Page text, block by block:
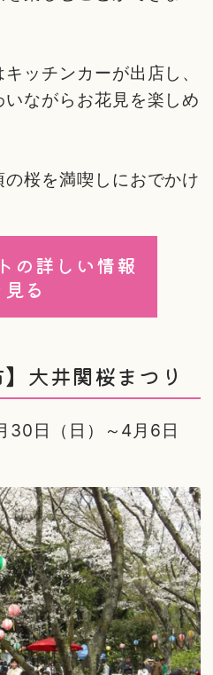
ッチンカーが出店し、
ながらお花見を楽しめ
桜を満喫しにおでかけ
の詳しい情報
見る
】大井関桜まつり
30日（日）～4月6日